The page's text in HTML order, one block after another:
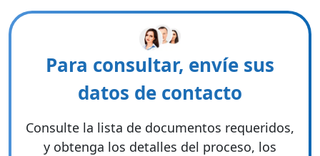
Para consultar, envíe sus
datos de contacto
Consulte la lista de documentos requeridos,
y obtenga los detalles del proceso, los